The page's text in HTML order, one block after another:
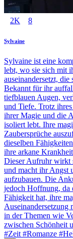
2K 8
Sylvaine
Sylvaine ist eine
lebt, wo sie sich mit
auseinandersetzt,
Bekannt für ihr
tiefblauen Augen,
und Tiefe. Trotz
ihrer Magie und die
isoliert lebt. Ihre
Zaubersprüche
dieselben
ihre arkane
Dieser Aufruhr wirkt
und macht ihr Angst
aufzubauen. Die
jedoch Hoffnung, da
Fähigkeit hat, ihre
Auseinandersetzung
in der Themen wie
zwischen Schönheit
#Zeit #Romanze